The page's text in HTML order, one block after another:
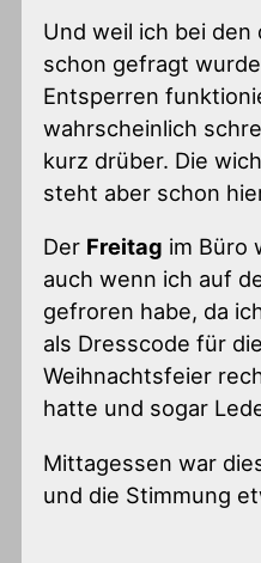
Und weil ich bei
schon gefragt
Entsperren
wahrscheinlich
kurz drüber. Die
steht aber schon
Der Freitag im Büro
auch wenn ich auf
gefroren habe, da
als Dresscode für
Weihnachtsfeier
hatte und sogar
Mittagessen war
und die Stimmung